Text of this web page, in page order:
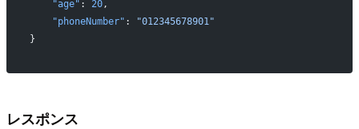
    "age"
: 20,
    "phoneNumber"
:
"012345678901"
}
レスポンス